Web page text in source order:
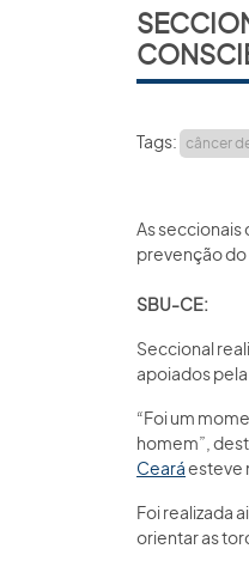
Tags: câncer
As seccionais
prevenção do
SBU-CE:
Seccional
apoiados pela
“Foi um
homem”,
Cearáesteve
Foi realizada
orientar as